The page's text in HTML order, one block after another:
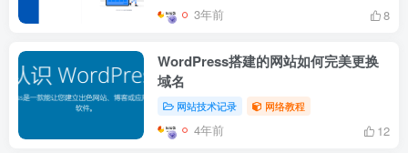
3年前 8
WordPress搭建的网站如何完美更换
域名
网站技术记录 网络教程
4年前 12